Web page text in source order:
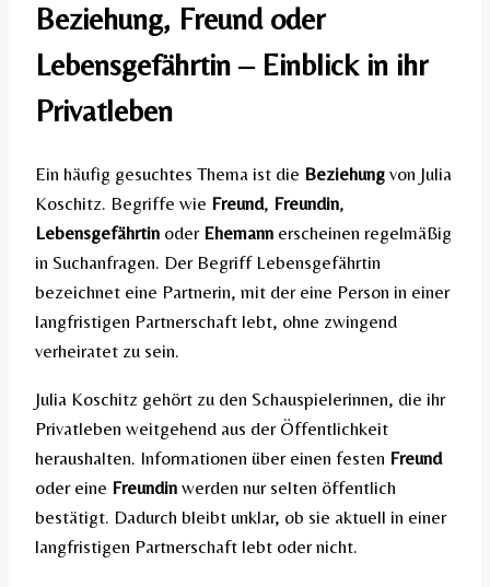
Beziehung, Freund oder
Lebensgefährtin – Einblick in ihr
Privatleben
Ein häufig gesuchtes Thema ist die Beziehung von Julia
Koschitz. Begriffe wie Freund, Freundin,
Lebensgefährtin oder Ehemann erscheinen regelmäßig
in Suchanfragen. Der Begriff Lebensgefährtin
bezeichnet eine Partnerin, mit der eine Person in einer
langfristigen Partnerschaft lebt, ohne zwingend
verheiratet zu sein.
Julia Koschitz gehört zu den Schauspielerinnen, die ihr
Privatleben weitgehend aus der Öffentlichkeit
heraushalten. Informationen über einen festen Freund
oder eine Freundin werden nur selten öffentlich
bestätigt. Dadurch bleibt unklar, ob sie aktuell in einer
langfristigen Partnerschaft lebt oder nicht.